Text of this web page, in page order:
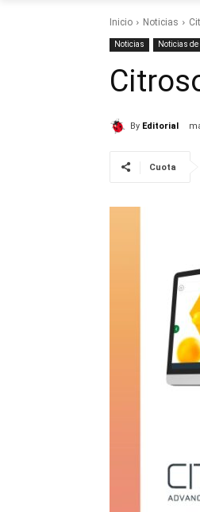
Inicio Noticias
Noticias Noticias
By Editorial
Cuota